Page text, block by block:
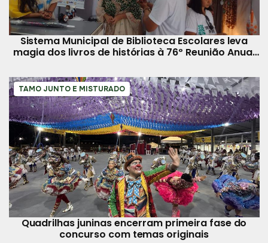
Sistema Municipal de Biblioteca Escolares leva
magia dos livros de histórias à 76º Reunião Anual
TAMO JUNTO E MISTURADO
Quadrilhas juninas encerram primeira fase do
concurso com temas originais